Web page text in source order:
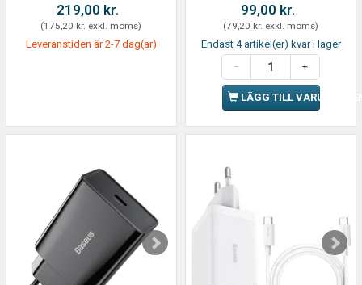
219,00 kr.
(175,20 kr. exkl. moms)
Leveranstiden är 2-7 dag(ar)
99,00 kr.
(79,20 kr. exkl. moms)
Endast 4 artikel(er) kvar i lager
LÄGG TILL